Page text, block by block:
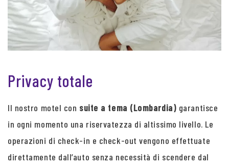
Privacy totale
Il nostro motel con suite a tema (Lombardia) garantisce
in ogni momento una riservatezza di altissimo livello. Le
operazioni di check-in e check-out vengono effettuate
direttamente dall’auto senza necessità di scendere dal